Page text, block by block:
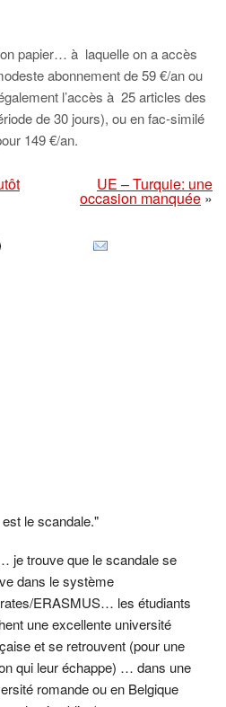
papier… à laquelle on a accès
abonnement de 59 €/an ou
l’accès à 25 articles des
de 30 jours), ou en fac-similé
149 €/an.
UE – Turquie: une
occasion manquée»
le scandale.
je trouve que le scandale se
dans le système
ERASMUS… les étudiants
une excellente université
et se retrouvent (pour une
qui leur échappe) … dans une
romande ou en Belgique